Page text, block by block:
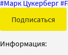
#Марк Цукерберг#
Подписаться
Информация: